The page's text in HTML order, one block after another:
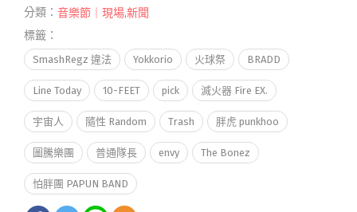
分類： 音樂節｜現場,新聞
標籤：
SmashRegz 違法 Yokkorio 火球祭 BRADD
Line Today 10-FEET pick 滅火器 Fire EX.
宇宙人 隨性 Random Trash 胖虎 punkhoo
圖騰樂團 普通隊長 envy The Bonez
怕胖團 PAPUN BAND